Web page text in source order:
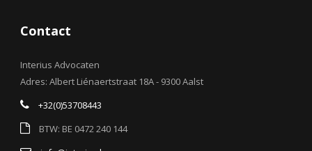
Contact
Interius Advocaten
Adres: Albert Liénaertstraat 18A - 9300 Aalst
+32(0)53708443
BTW: BE 0472 240 144